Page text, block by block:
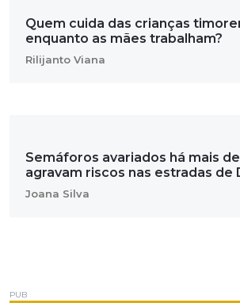
Quem cuida das crianças
enquanto as mães trabalham?
Rilijanto Viana
Semáforos avariados há mais
agravam riscos nas estradas de
Joana Silva
PUB